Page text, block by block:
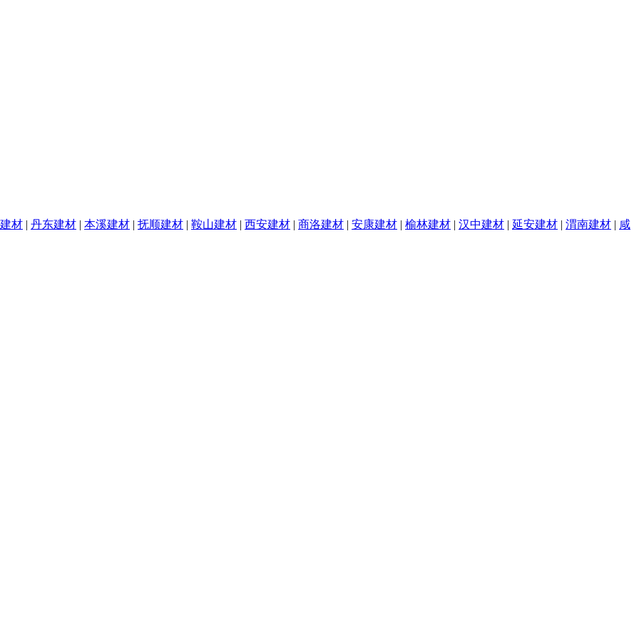
材 | 丹东建材 | 本溪建材 | 抚顺建材 | 鞍山建材 | 西安建材 | 商洛建材 | 安康建材 | 榆林建材 | 汉中建材 | 延安建材 | 渭南建材 | 咸